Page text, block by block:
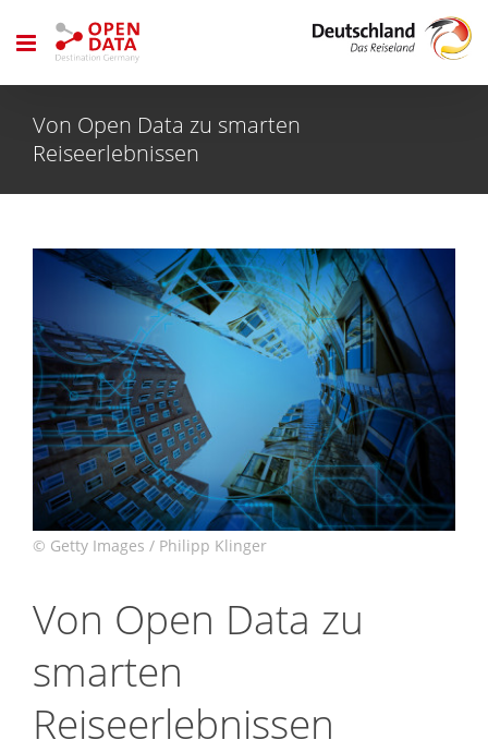
Inhalt
Von Open Data zu smarten
Reiseerlebnissen
Zeige
grösseres
Bild
Von Open Data zu
smarten
Reiseerlebnissen